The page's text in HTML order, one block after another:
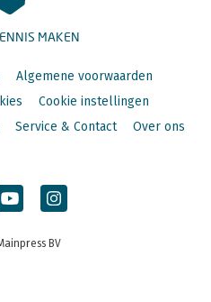
MAKEN
Algemene voorwaarden
Cookie instellingen
Service & Contact Over ons
BV